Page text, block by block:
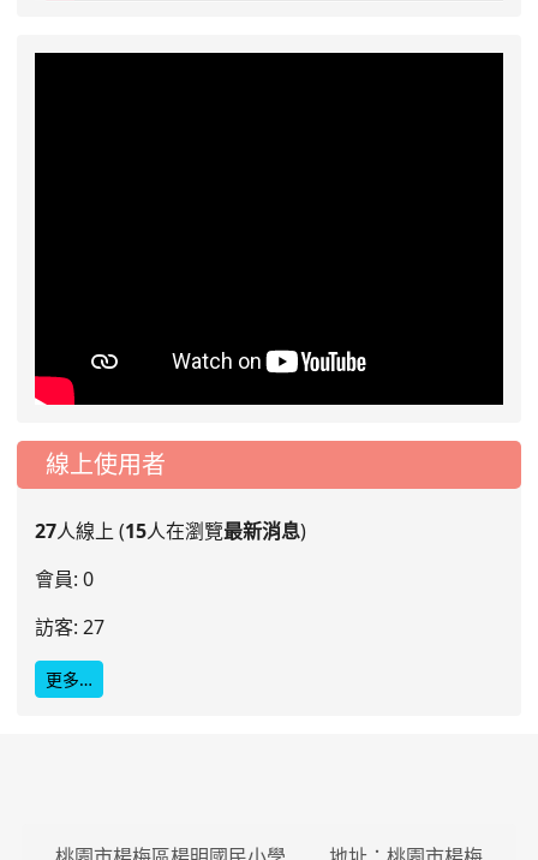
線上使用者
27人線上 (15人在瀏覽最新消息)
會員: 0
訪客: 27
更多…